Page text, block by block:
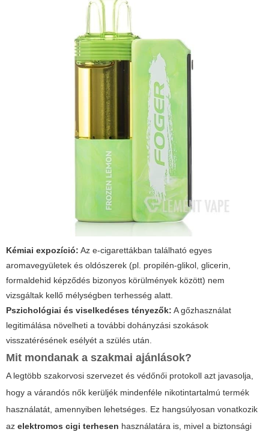
Kémiai expozíció: Az e-cigarettákban található egyes
aromavegyületek és oldószerek (pl. propilén-glikol, glicerin,
formaldehid képződés bizonyos körülmények között) nem
vizsgáltak kellő mélységben terhesség alatt.
Pszichológiai és viselkedéses tényezők: A gőzhasználat
legitimálása növelheti a további dohányzási szokások
visszatérésének esélyét a szülés után.
Mit mondanak a szakmai ajánlások?
A legtöbb szakorvosi szervezet és védőnői protokoll azt javasolja,
hogy a várandós nők kerüljék mindenféle nikotintartalmú termék
használatát, amennyiben lehetséges. Ez hangsúlyosan vonatkozik
az elektromos cigi terhesen használatára is, mivel a biztonsági